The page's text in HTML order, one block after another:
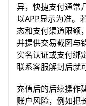
异，快捷支付通常
以APP显示为准。
态和支付渠道限额
并提供交易截图与
实名认证或支付绑
联系客服解封后就
充值后的后续操作
账户风险，例如把